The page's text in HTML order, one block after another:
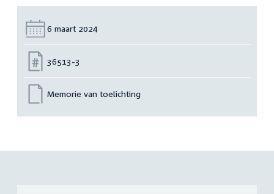
Datum:
6 maart 2024
Nummer:
36513-3
Memorie van toelichting